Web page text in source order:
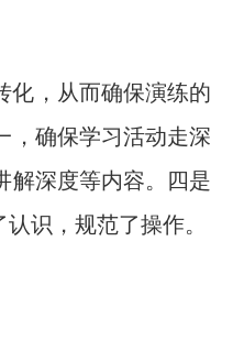
化，从而确保演练的
，确保学习活动走深
解深度等内容。四是
识，规范了操作。